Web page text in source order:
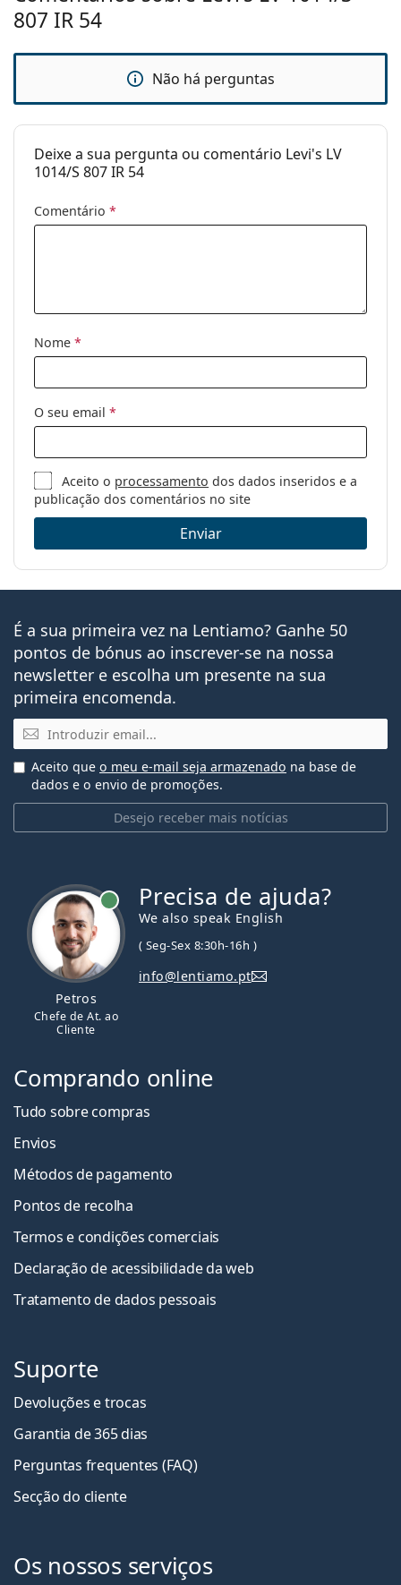
Estojo:
Pano de
Sim
Outros
Categoria:
Óculos de sol
Uso:
Moda
807 IR 54
Não há perguntas
Deixe a sua pergunta ou comentário Levi's LV
1014/S 807 IR 54
Comentário *
Nome *
O seu email *
Aceito o processamento dos dados inseridos e a
publicação dos comentários no site
Enviar
É a sua primeira vez na Lentiamo? Ganhe 50
pontos de bónus ao inscrever-se na nossa
newsletter e escolha um presente na sua
primeira encomenda.
Email
Desejo receber mais notícias
Aceito que o meu e-mail seja armazenado na base de
dados e o envio de promoções.
Petros
Chefe de At. ao
Cliente
Precisa de ajuda?
We also speak English
( Seg-Sex 8:30h-16h )
info@lentiamo.pt
Comprando online
Tudo sobre compras
Envios
Métodos de pagamento
Pontos de recolha
Termos e condições comerciais
Declaração de acessibilidade da web
Tratamento de dados pessoais
Suporte
Devoluções e trocas
Garantia de 365 dias
Perguntas frequentes (FAQ)
Secção do cliente
Os nossos serviços